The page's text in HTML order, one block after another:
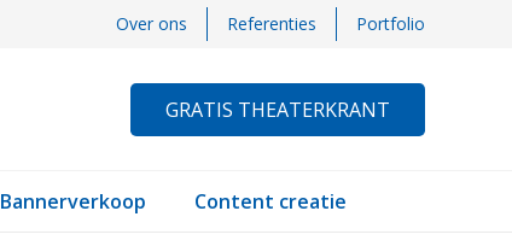
Over ons Referenties Portfolio
GRATIS THEATERKRANT
Bannerverkoop Content creatie